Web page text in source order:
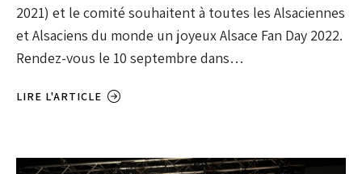
2021) et le comité souhaitent à toutes les Alsaciennes
et Alsaciens du monde un joyeux Alsace Fan Day 2022.
Rendez-vous le 10 septembre dans…
LIRE L'ARTICLE